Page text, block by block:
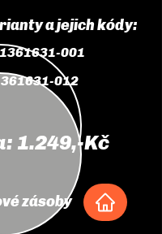
a jejich kódy:
1361631-001
012
1.249,-Kč
zásoby